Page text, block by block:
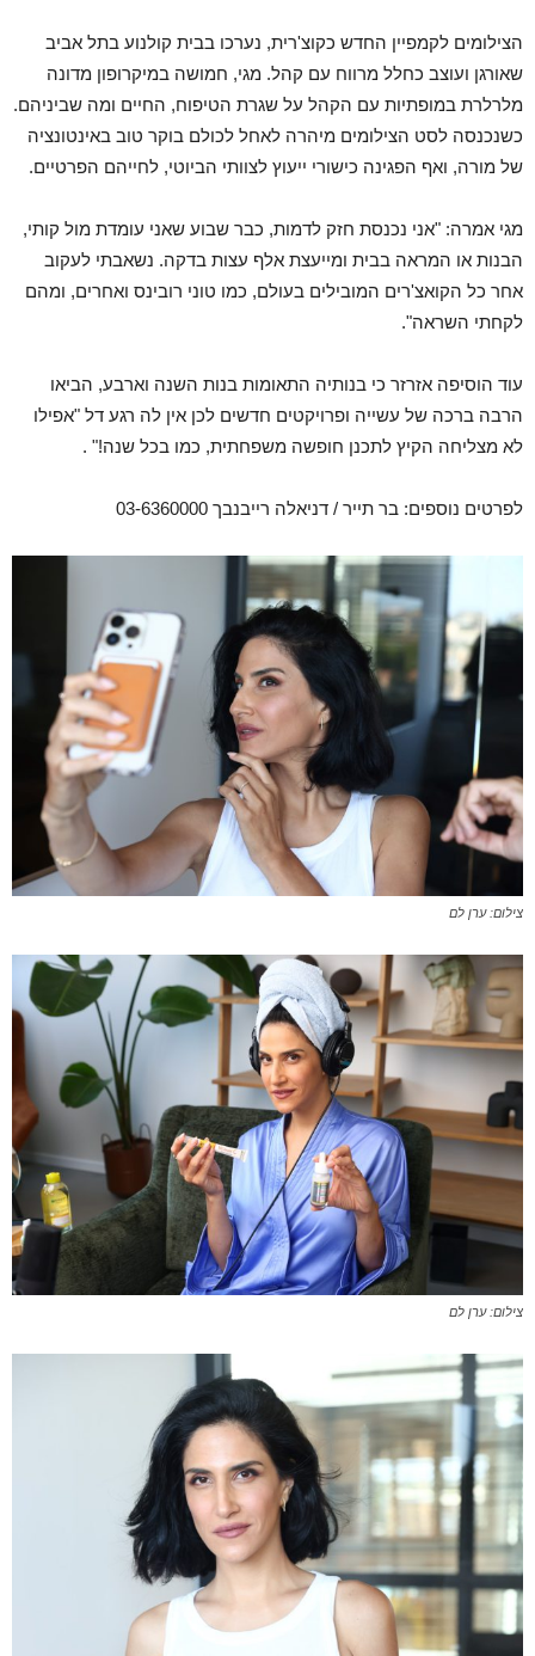
הצילומים לקמפיין החדש כקוצ'רית, נערכו בבית קולנוע בתל אביב
שאורגן ועוצב כחלל מרווח עם קהל. מגי, חמושה במיקרופון מדונה
מלרלרת במופתיות עם הקהל על שגרת הטיפוח, החיים ומה שביניהם.
כשנכנסה לסט הצילומים מיהרה לאחל לכולם בוקר טוב באינטונציה
של מורה, ואף הפגינה כישורי ייעוץ לצוותי הביוטי, לחייהם הפרטיים.
מגי אמרה: "אני נכנסת חזק לדמות, כבר שבוע שאני עומדת מול קותי,
הבנות או המראה בבית ומייעצת אלף עצות בדקה. נשאבתי לעקוב
אחר כל הקואצ'רים המובילים בעולם, כמו טוני רובינס ואחרים, ומהם
לקחתי השראה".
עוד הוסיפה אזרזר כי בנותיה התאומות בנות השנה וארבע, הביאו
הרבה ברכה של עשייה ופרויקטים חדשים לכן אין לה רגע דל "אפילו
לא מצליחה הקיץ לתכנן חופשה משפחתית, כמו בכל שנה!" .
לפרטים נוספים: בר תייר / דניאלה רייבנבך 03-6360000
צילום: ערן לם
צילום: ערן לם